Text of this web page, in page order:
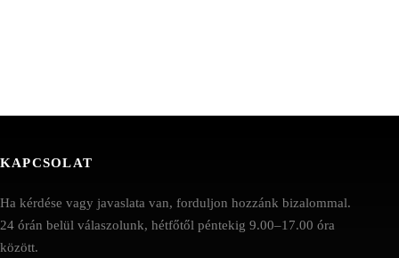
KAPCSOLAT
Ha kérdése vagy javaslata van, forduljon hozzánk bizalommal.
24 órán belül válaszolunk, hétfőtől péntekig 9.00–17.00 óra
között.